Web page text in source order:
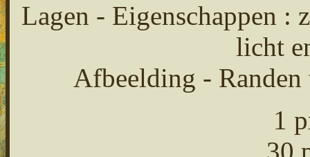
Lagen - Eigenschappen :
licht
Afbeelding -
1